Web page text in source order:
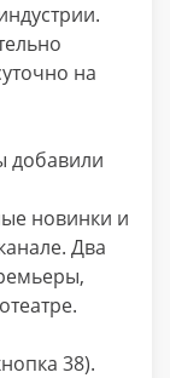
на
добавили
новинки и
Два
38).